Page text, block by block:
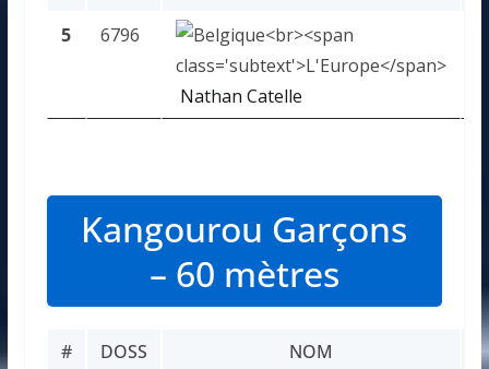
5 6796
Nathan Catelle
Kangourou Garçons
– 60 mètres
# DOSS NOM